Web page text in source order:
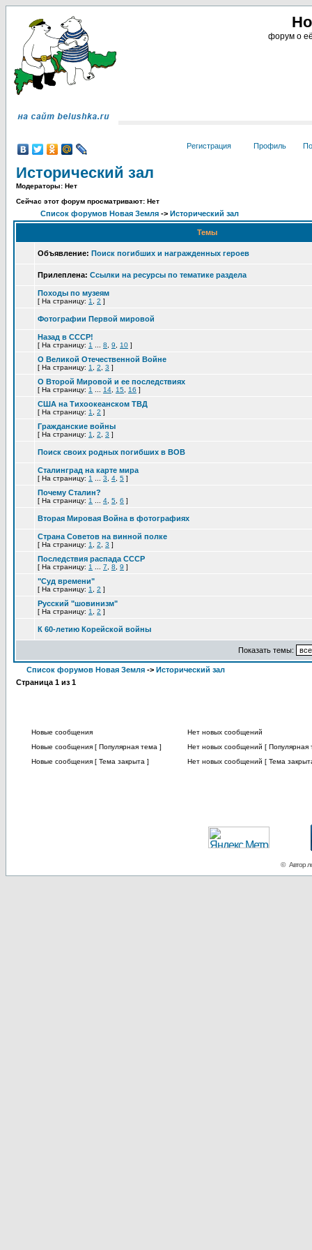
форум о
Регистрация Профиль
Исторический зал
Модераторы: Нет
Сейчас этот форум просматривают: Нет
Список форумов Новая Земля -> Исторический зал
Темы
Объявление: Поиск погибших и награжденных героев
Прилеплена: Ссылки на ресурсы по тематике раздела
Походы по музеям
[ На страницу: 1 2 ]
Фотографии Первой мировой
Назад в СССР!
[ На страницу: 1 8 9 10 ]
О Великой Отечественной Войне
[ На страницу: 1 2 3 ]
О Второй Мировой и ее последствиях
[ На страницу: 1 14 15 16 ]
США на Тихоокеанском ТВД
[ На страницу: 1 2 ]
Гражданские войны
[ На страницу: 1 2 3 ]
Поиск своих родных погибших в ВОВ
Сталинград на карте мира
[ На страницу: 1 3 4 5 ]
Почему Сталин?
[ На страницу: 1 4 5 6 ]
Вторая Мировая Война в фотографиях
Страна Советов на винной полке
[ На страницу: 1 2 3 ]
Последствия распада СССР
[ На страницу: 1 7 8 9 ]
"Суд времени"
[ На страницу: 1 2 ]
Русский "шовинизм"
[ На страницу: 1 2 ]
К 60-летию Корейской войны
Показать темы:
Список форумов Новая Земля -> Исторический зал
Страница 1 из 1
Новые сообщения
Нет новых сообщений
Новые сообщения [ Популярная тема ]
Нет новых сообщений [ Популярная
Новые сообщения [ Тема закрыта ]
Нет новых сообщений [ Тема
© Автор